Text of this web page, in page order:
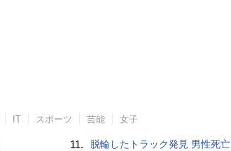
IT スポーツ 芸能 女子
11. 脱輪したトラック発見 男性死亡